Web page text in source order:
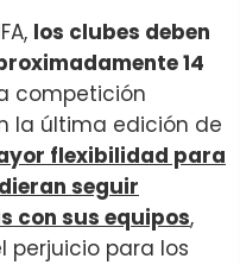
los clubes deben
14
competición
la última edición de
flexibilidad para
seguir
con sus equipos,
perjuicio para los